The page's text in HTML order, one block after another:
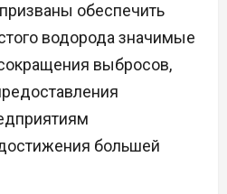
обеспечить
водорода значимые
выбросов,
большей